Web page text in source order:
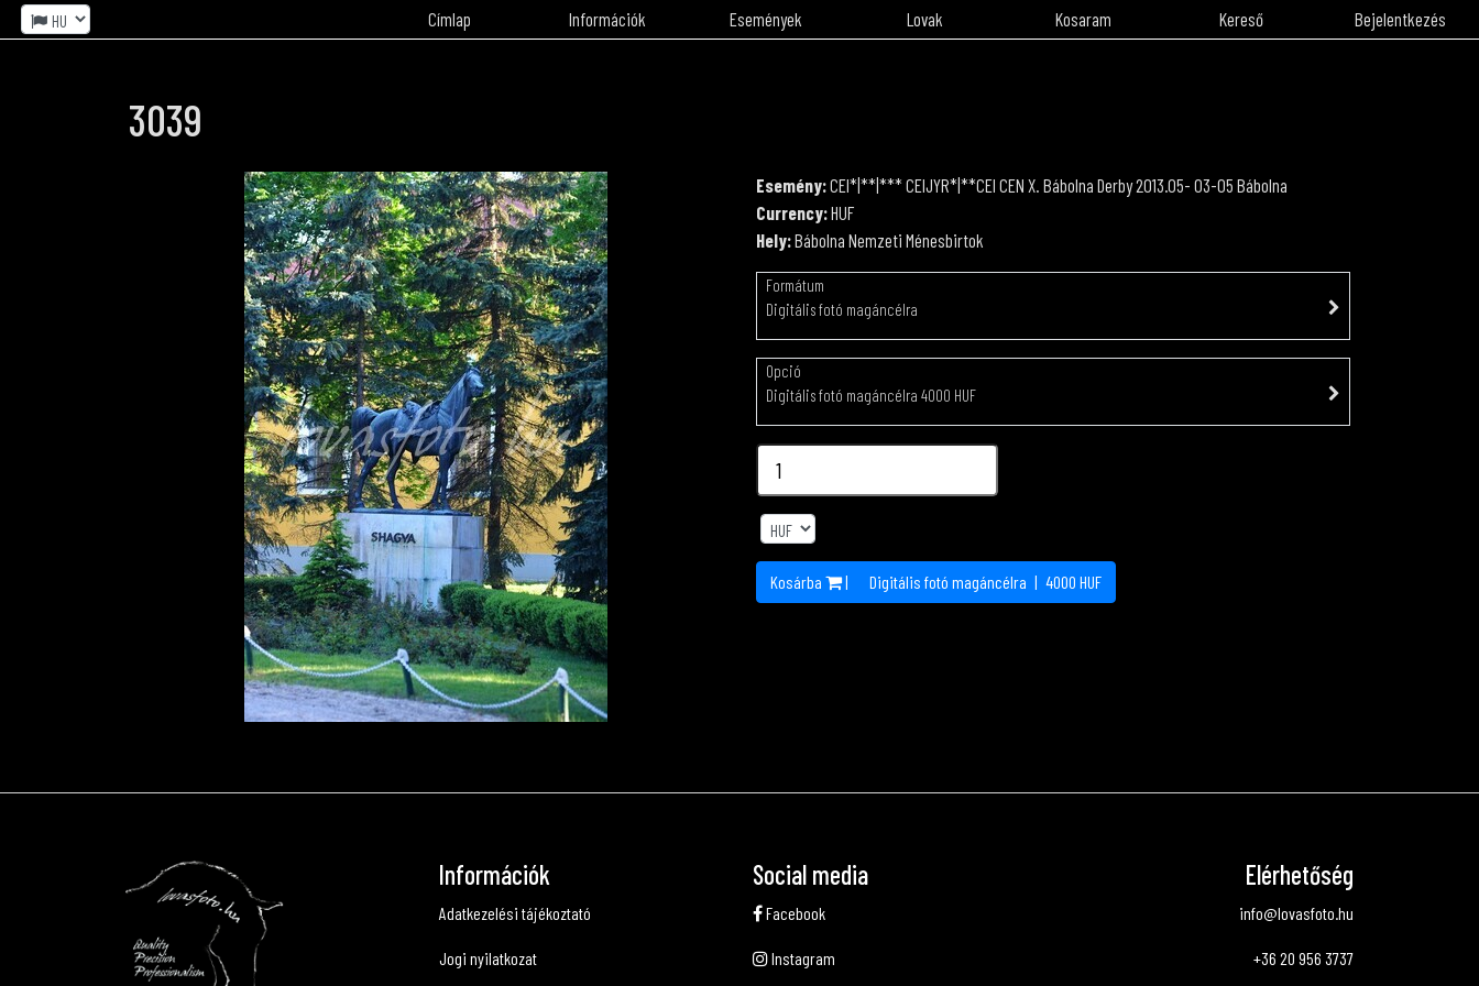
Címlap Információk Események Lovak Kosaram Kereső Bejelentkezés
3039
Esemény:CEI*|**|*** CEIJYR*|**CEI CEN X. Bábolna Derby 2013.05- 03-05 Bábolna
Currency:HUF
Hely:Bábolna Nemzeti Ménesbirtok
Formátum
Digitális fotó magáncélra
Opció
Digitális fotó magáncélra 4000 HUF
Kosárba | Digitális fotó magáncélra | 4000 HUF
Információk
Adatkezelési tájékoztató
Jogi nyilatkozat
Social media
Facebook
Instagram
Elérhetőség
info@lovasfoto.hu
+36 20 956 3737